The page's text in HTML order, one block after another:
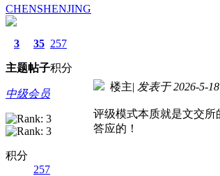
CHENSHENJING
3
主题
35
帖子
257
积分
中级会员
积分
257
楼主| 发表于 2026-5-
评级模式本质就是文交所
答应的！